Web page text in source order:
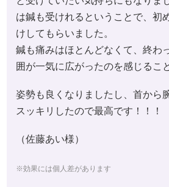
は鍼も受けれるということで、初
けしてもらいました。
鍼も痛みはほとんどなくて、終わ
囲が一気に広がったのを感じるこ
姿勢も良くなりましたし、首から
スッキリしたので最高です！！！
（佐藤あい様）
※効果には個人差があります